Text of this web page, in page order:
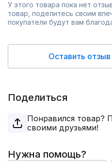
У этого товара пока нет
товар, поделитесь своим
покупатели будут вам
Оставить отзыв
Поделиться
Понравился товар?
своими друзьями!
Нужна помощь?